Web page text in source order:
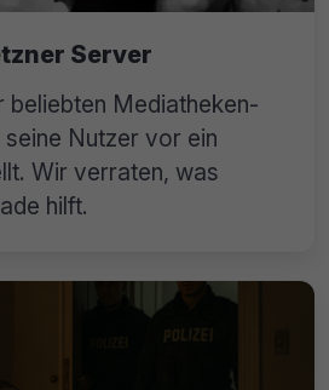
Server
beliebten Mediatheken-
Nutzer vor ein
Wir verraten, was
hilft.